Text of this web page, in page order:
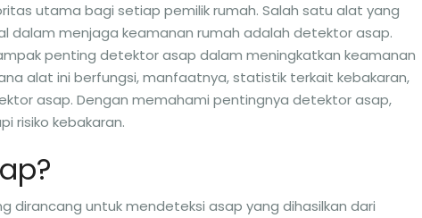
utama bagi setiap pemilik rumah. Salah satu alat yang
dalam menjaga keamanan rumah adalah detektor asap.
penting detektor asap dalam meningkatkan keamanan
alat ini berfungsi, manfaatnya, statistik terkait kebakaran,
asap. Dengan memahami pentingnya detektor asap,
risiko kebakaran.
dirancang untuk mendeteksi asap yang dihasilkan dari